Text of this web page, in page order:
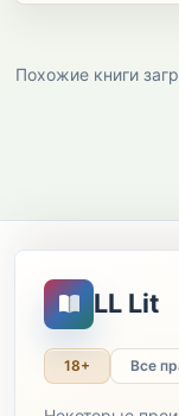
Похожие книги
LL Lit
18+ Все